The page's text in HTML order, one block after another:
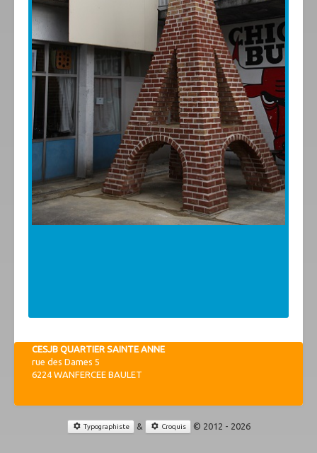
CESJB QUARTIER SAINTE ANNE
rue des Dames 5
6224 WANFERCEE BAULET
Typographiste & Croquis © 2012 - 2026